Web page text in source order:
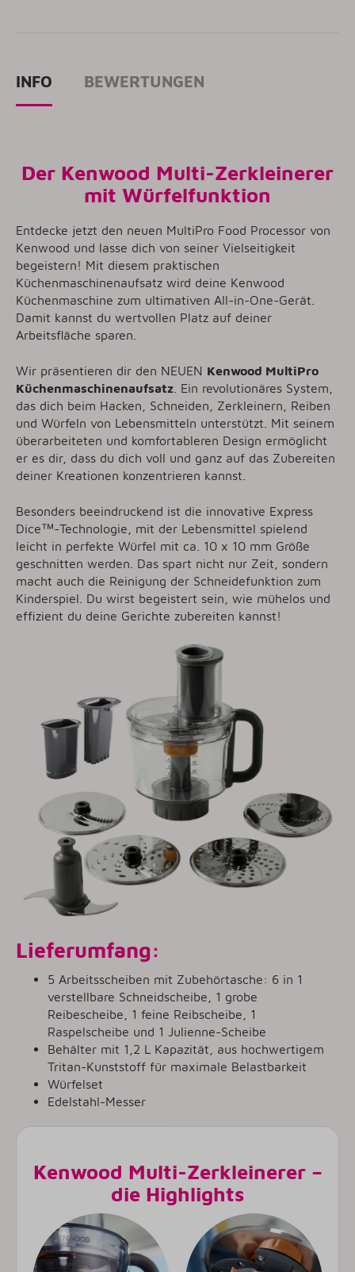
INFO BEWERTUNGEN
Der Kenwood Multi-Zerkleinerer
mit Würfelfunktion
Entdecke jetzt den neuen MultiPro Food Processor von
Kenwood und lasse dich von seiner Vielseitigkeit
begeistern! Mit diesem praktischen
Küchenmaschinenaufsatz wird deine Kenwood
Küchenmaschine zum ultimativen All-in-One-Gerät.
Damit kannst du wertvollen Platz auf deiner
Arbeitsfläche sparen.
Wir präsentieren dir den NEUEN Kenwood MultiPro
Küchenmaschinenaufsatz . Ein revolutionäres System,
das dich beim Hacken, Schneiden, Zerkleinern, Reiben
und Würfeln von Lebensmitteln unterstützt. Mit seinem
überarbeiteten und komfortableren Design ermöglicht
er es dir, dass du dich voll und ganz auf das Zubereiten
deiner Kreationen konzentrieren kannst.
Besonders beeindruckend ist die innovative Express
Dice™-Technologie, mit der Lebensmittel spielend
leicht in perfekte Würfel mit ca. 10 x 10 mm Größe
geschnitten werden. Das spart nicht nur Zeit, sondern
macht auch die Reinigung der Schneidefunktion zum
Kinderspiel. Du wirst begeistert sein, wie mühelos und
effizient du deine Gerichte zubereiten kannst!
Lieferumfang:
5 Arbeitsscheiben mit Zubehörtasche: 6 in 1
verstellbare Schneidscheibe, 1 grobe
Reibescheibe, 1 feine Reibscheibe, 1
Raspelscheibe und 1 Julienne-Scheibe
Behälter mit 1,2 L Kapazität, aus hochwertigem
Tritan-Kunststoff für maximale Belastbarkeit
Würfelset
Edelstahl-Messer
Kenwood Multi-Zerkleinerer –
die Highlights